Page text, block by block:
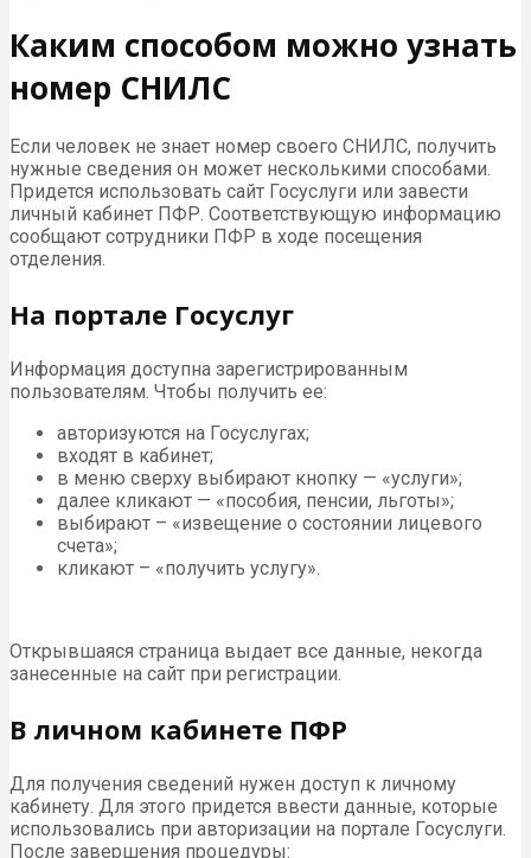
Каким способом можно узнать
номер СНИЛС
Если человек не знает номер своего СНИЛС, получить
нужные сведения он может несколькими способами.
Придется использовать сайт Госуслуги или завести
личный кабинет ПФР. Соответствующую информацию
сообщают сотрудники ПФР в ходе посещения
отделения.
На портале Госуслуг
Информация доступна зарегистрированным
пользователям. Чтобы получить ее:
авторизуются на Госуслугах;
входят в кабинет;
в меню сверху выбирают кнопку — «услуги»;
далее кликают — «пособия, пенсии, льготы»;
выбирают – «извещение о состоянии лицевого
счета»;
кликают – «получить услугу».
Открывшаяся страница выдает все данные, некогда
занесенные на сайт при регистрации.
В личном кабинете ПФР
Для получения сведений нужен доступ к личному
кабинету. Для этого придется ввести данные, которые
использовались при авторизации на портале Госуслуги.
После завершения процедуры: